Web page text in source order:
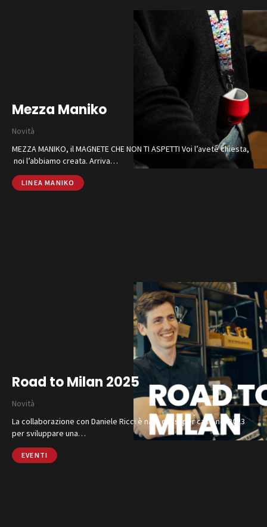
Magazine
Social Wall
Azienda
Contatti
SHOP ONLINE
Mezza Maniko
Novità
MEZZA MANIKO, il MAGNETE CHE NON TI ASPETTI Voi l’avete chiesta,
noi l’abbiamo creata. Arriva…
LINEA MANIKO
Road to Milan 2025
Novità
La collaborazione con Daniele Ricci è nata quasi per caso nel 2023
per sviluppare una…
EVENTI